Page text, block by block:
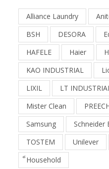
Alliance Laundry
BSH
DESORA
HAFELE
Haier
KAO INDUSTRIAL
LIXIL
LT
Mister Clean
Samsung
Schneider
TOSTEM
Unilever
็Household